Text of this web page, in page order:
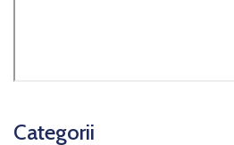
Categorii